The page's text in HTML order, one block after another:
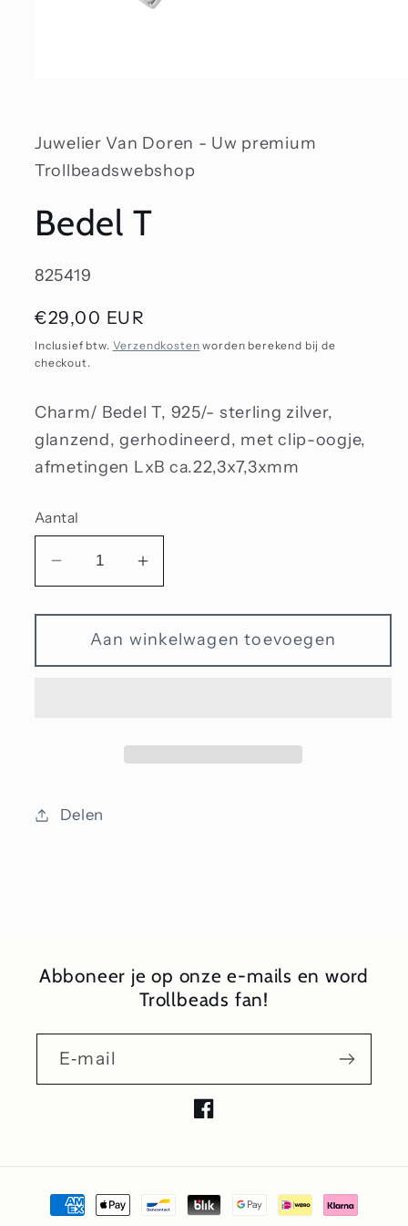
modaal
Juwelier Van Doren - Uw premium
Trollbeadswebshop
Bedel T
SKU:
825419
Normale
prijs
€29,00 EUR
Inclusief btw. Verzendkosten worden berekend bij de
checkout.
Charm/ Bedel T, 925/- sterling zilver,
glanzend, gerhodineerd, met clip-oogje,
afmetingen LxB ca.22,3x7,3xmm
Aantal
Aantal
verlagen
voor
Bedel
T
Aantal
verhogen
voor
Bedel
T
Aan winkelwagen toevoegen
Delen
Abboneer je op onze e-mails en word
Trollbeads fan!
E‑mail
Facebook
Betaalmethoden